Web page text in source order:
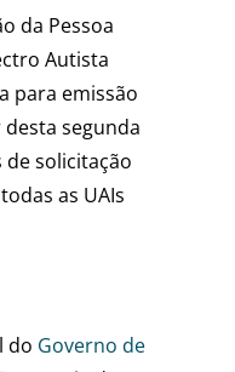
da Pessoa
Autista
para emissão
segunda
de solicitação
as UAIs
do Governo de